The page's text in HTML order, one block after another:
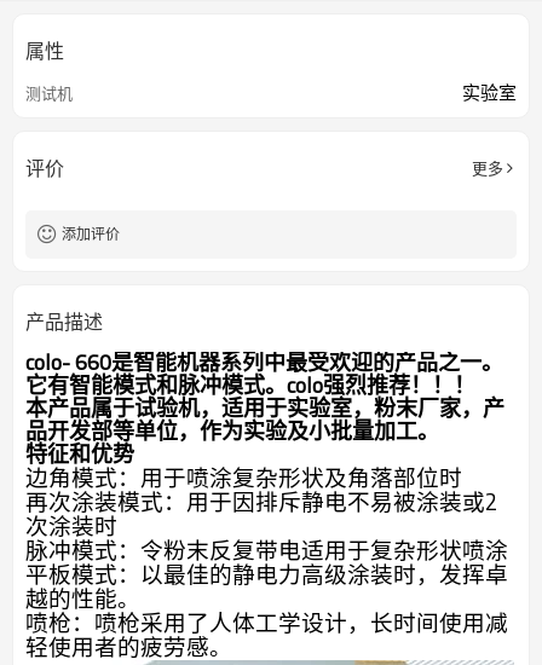
属性
测试机 实验室
评价 更多
添加评价
产品描述
colo- 660是智能机器系列中最受欢迎的产品之一。
它有智能模式和脉冲模式。colo强烈推荐！！！
本产品属于试验机，适用于实验室，粉末厂家，产
品开发部等单位，作为实验及小批量加工。
特征和优势
边角模式：用于喷涂复杂形状及角落部位时
再次涂装模式：用于因排斥静电不易被涂装或2
次涂装时
脉冲模式：令粉末反复带电适用于复杂形状喷涂
平板模式：以最佳的静电力高级涂装时，发挥卓
越的性能。
喷枪：喷枪采用了人体工学设计，长时间使用减
轻使用者的疲劳感。